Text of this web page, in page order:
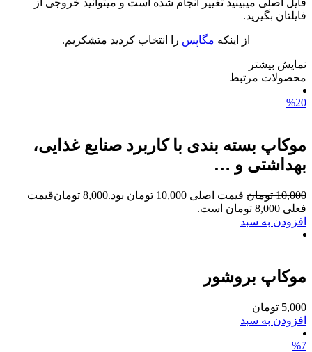
فایلتان بگیرید.
از اینکه مگاپس را انتخاب کردید متشکریم.
نمایش بیشتر
محصولات مرتبط
%20
موکاپ بسته بندی با کاربرد صنایع غذایی،
بهداشتی و …
10,000 تومان قیمت اصلی 10,000 تومان بود. 8,000 تومانقیمت
فعلی 8,000 تومان است.
افزودن به سبد
موکاپ بروشور
5,000 تومان
افزودن به سبد
%7